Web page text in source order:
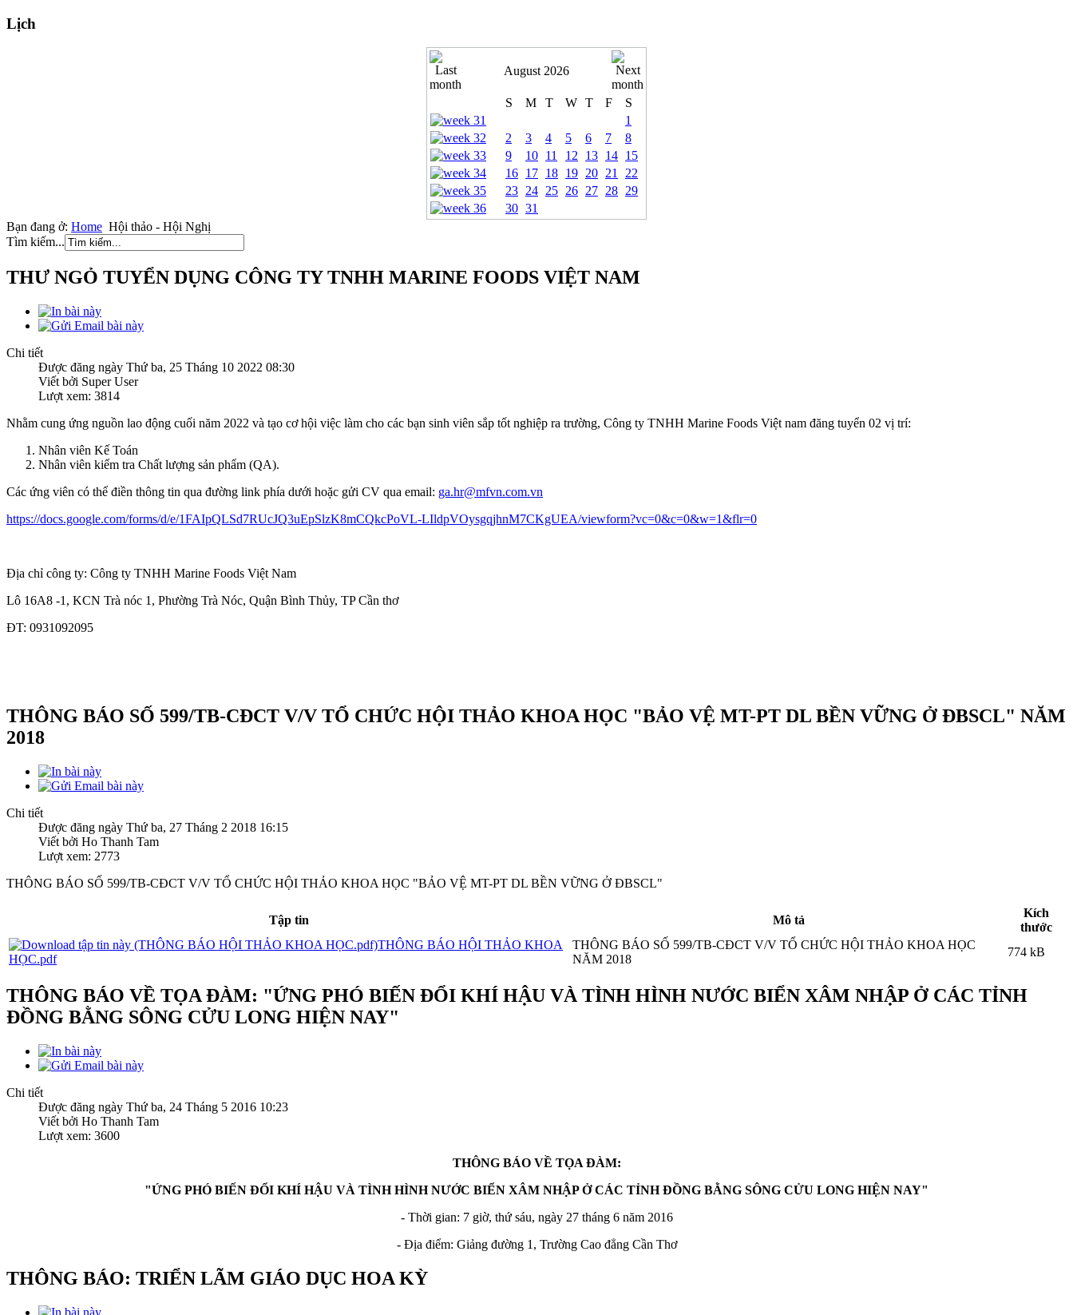
Lịch
August 2026
S M T W T F
S
1
2
3 4 5 6 7
8
9
10 11 12 13 14 15
16 17 18 19 20 21
22
23 24 25 26 27 28 29
30 31
Bạn đang ở: Home Hội thảo - Hội Nghị
Tìm kiếm...
THƯ NGỎ TUYỂN DỤNG CÔNG TY TNHH MARINE FOODS VIỆT NAM
Chi tiết
Được đăng ngày Thứ ba, 25 Tháng 10 2022 08:30
Viết bởi Super User
Lượt xem: 3814
Nhằm cung ứng nguồn lao động cuối năm 2022 và tạo cơ hội việc làm cho các bạn sinh viên sắp tốt nghiệp ra trường, Công ty TNHH Marine Foods Việt nam đăng tuyển 02 vị trí:
Nhân viên Kế Toán
Nhân viên kiểm tra Chất lượng sản phẩm (QA).
Các ứng viên có thể điền thông tin qua đường link phía dưới hoặc gửi CV qua email: ga.hr@mfvn.com.vn
https://docs.google.com/forms/d/e/1FAIpQLSd7RUcJQ3uEpSlzK8mCQkcPoVL-LIldpVOysgqjhnM7CKgUEA/viewform?vc=0&c=0&w=1&flr=0
Địa chỉ công ty: Công ty TNHH Marine Foods Việt Nam
Lô 16A8 -1, KCN Trà nóc 1, Phường Trà Nóc, Quận Bình Thủy, TP Cần thơ
ĐT: 0931092095
THÔNG BÁO SỐ 599/TB-CĐCT V/V TỔ CHỨC HỘI THẢO KHOA HỌC "BẢO VỆ MT-PT DL BỀN VỮNG Ở ĐBSCL" NĂM
2018
Chi tiết
Được đăng ngày Thứ ba, 27 Tháng 2 2018 16:15
Viết bởi Ho Thanh Tam
Lượt xem: 2773
THÔNG BÁO SỐ 599/TB-CĐCT V/V TỔ CHỨC HỘI THẢO KHOA HỌC "BẢO VỆ MT-PT DL BỀN VỮNG Ở ĐBSCL"
Tập tin Mô tả
Kích
thước
THÔNG BÁO HỘI THẢO KHOA
HỌC.pdf
THÔNG BÁO SỐ 599/TB-CĐCT V/V TỔ CHỨC HỘI THẢO KHOA HỌC
NĂM 2018
774 kB
THÔNG BÁO VỀ TỌA ĐÀM: "ỨNG PHÓ BIẾN ĐỔI KHÍ HẬU VÀ TÌNH HÌNH NƯỚC BIỂN XÂM NHẬP Ở CÁC TỈNH
ĐỒNG BẰNG SÔNG CỬU LONG HIỆN NAY"
Chi tiết
Được đăng ngày Thứ ba, 24 Tháng 5 2016 10:23
Viết bởi Ho Thanh Tam
Lượt xem: 3600
THÔNG BÁO VỀ TỌA ĐÀM:
"ỨNG PHÓ BIẾN ĐỔI KHÍ HẬU VÀ TÌNH HÌNH NƯỚC BIỂN XÂM NHẬP Ở CÁC TỈNH ĐỒNG BẰNG SÔNG CỬU LONG HIỆN NAY"
- Thời gian: 7 giờ, thứ sáu, ngày 27 tháng 6 năm 2016
- Địa điểm: Giảng đường 1, Trường Cao đẳng Cần Thơ
THÔNG BÁO: TRIỂN LÃM GIÁO DỤC HOA KỲ